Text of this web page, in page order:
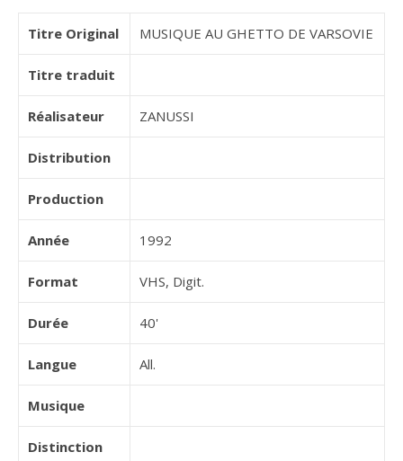
Titre Original MUSIQUE AU GHETTO DE VARSOVIE
Titre traduit
Réalisateur ZANUSSI
Distribution
Production
Année 1992
Format VHS, Digit.
Durée 40'
Langue All.
Musique
Distinction